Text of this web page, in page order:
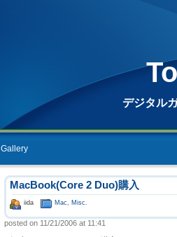
デジタル
Gallery
MacBook(Core 2 Duo)購入
iida Mac, Misc.
posted on 11/21/2006 at 11:41